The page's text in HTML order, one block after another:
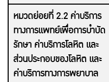
หมวดย่อยที่ 2.2 ค่าบริการ
ทางการแพทย์เพื่อการบำบัด
รักษา ค่าบริการโลหิต และ
ส่วนประกอบของโลหิต และ
ค่าบริการทางการพยาบาล